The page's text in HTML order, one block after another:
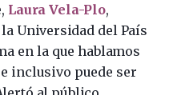
Laura Vela-Plo,
Universidad del País
en la que hablamos
inclusivo puede ser